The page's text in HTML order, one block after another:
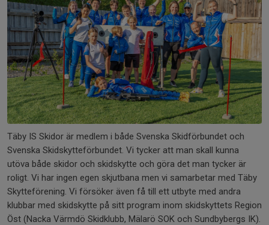
Täby IS Skidor är medlem i både Svenska Skidförbundet och
Svenska Skidskytteförbundet. Vi tycker att man skall kunna
utöva både skidor och skidskytte och göra det man tycker är
roligt. Vi har ingen egen skjutbana men vi samarbetar med Täby
Skytteförening. Vi försöker även få till ett utbyte med andra
klubbar med skidskytte på sitt program inom skidskyttets Region
Öst (Nacka Värmdö Skidklubb, Mälarö SOK och Sundbybergs IK).